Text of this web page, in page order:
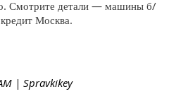
Смотрите детали — машины б/
Москва.
| Spravkikey